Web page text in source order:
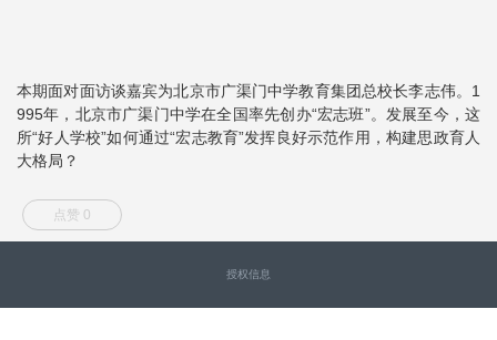
本期面对面访谈嘉宾为北京市广渠门中学教育集团总校长李志伟。1
995年，北京市广渠门中学在全国率先创办“宏志班”。发展至今，这
所“好人学校”如何通过“宏志教育”发挥良好示范作用，构建思政育人
大格局？
点赞 0
授权信息